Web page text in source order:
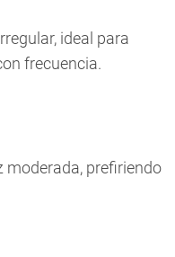
ideal para
frecuencia.
moderada, prefiriendo